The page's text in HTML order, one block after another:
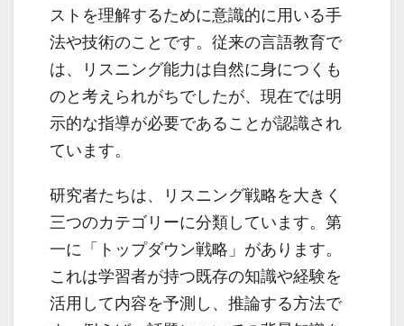
ストを理解するために意識的に用いる手
法や技術のことです。従来の言語教育で
は、リスニング能力は自然に身につくも
のと考えられがちでしたが、現在では明
示的な指導が必要であることが認識され
ています。
研究者たちは、リスニング戦略を大きく
三つのカテゴリーに分類しています。第
一に「トップダウン戦略」があります。
これは学習者が持つ既存の知識や経験を
活用して内容を予測し、推論する方法で